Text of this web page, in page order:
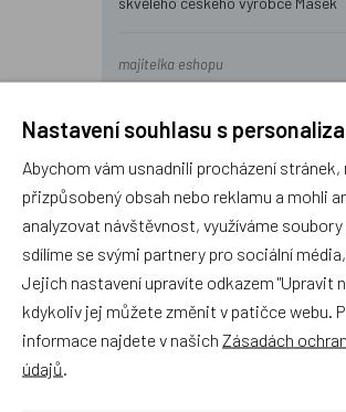
majitelka eshopu
Recenze
Produkt zatím nemá žádné hodnocení,
produkt ohodnotí!
Nastavení souhlasu s
Abychom vám usnadnili procházení stránek,
přizpůsobený obsah nebo reklamu a mohli
analyzovat návštěvnost, využíváme
sdílíme se svými partnery pro sociální média,
Jejich nastavení upravíte odkazem "Upravit
kdykoliv jej můžete změnit v patičce webu.
informace najdete v našich Zásadách
údajů